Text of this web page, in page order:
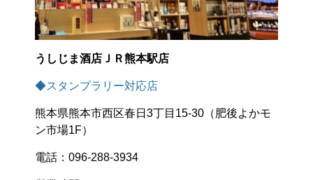
うしじま酒店ＪＲ熊本駅店
◆スタンプラリー対応店
熊本県熊本市西区春日3丁目15-30（肥後よかモ
ン市場1F）
電話：096-288-3934